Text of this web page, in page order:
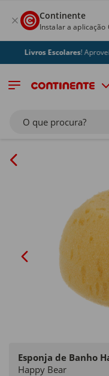
Continente
Instalar a aplicação
Livros Escolares!
O que procura?
Esponja de Banho
Happy Bear